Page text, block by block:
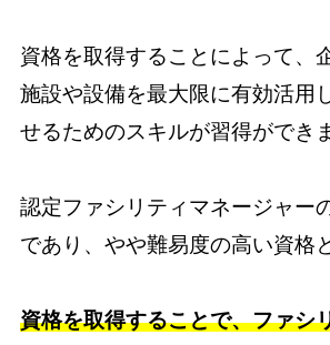
資格を取得することによって、
施設や設備を最大限に有効活用
せるためのスキルが習得ができ
認定ファシリティマネージャー
であり、やや難易度の高い資格
資格を取得することで、ファシ